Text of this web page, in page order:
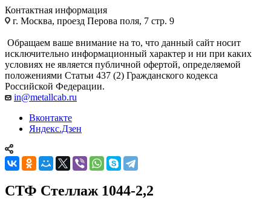
Контактная информация
г. Москва, проезд Перова поля, 7 стр. 9
Обращаем ваше внимание на то, что данный сайт носит
исключительно информационный характер и ни при каких
условиях не является публичной офертой, определяемой
положениями Статьи 437 (2) Гражданского кодекса
Российской Федерации.
in@metallcab.ru
Вконтакте
Яндекс.Дзен
СТФ Стеллаж 1044-2,2